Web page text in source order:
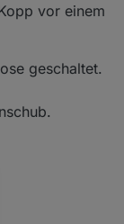
Requests mit
vor einem
geschaltet.